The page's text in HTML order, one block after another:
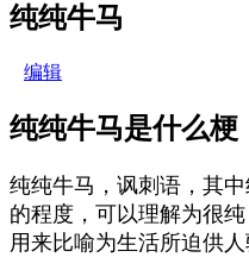
纯纯牛马
编辑
纯纯牛马是什么梗
纯纯牛马，讽刺语，其
的程度，可以理解为很
用来比喻为生活所迫供